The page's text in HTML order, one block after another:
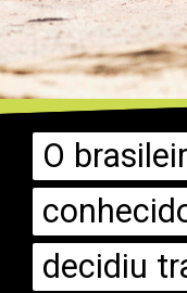
O
decidiu
O
decidiu